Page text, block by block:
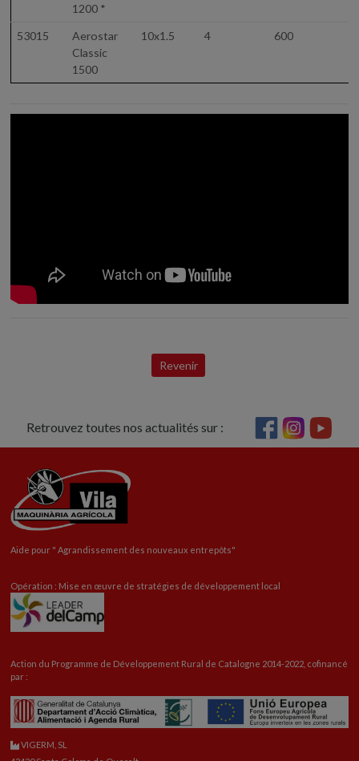
1200 *
53015
Aerostar
Classic
1500
10x1.5 4 600
Revenir
Retrouvez toutes nos actualités sur :
Aide pour " Agrandissement des nouveaux entrepôts"
Opération : Mise en œuvre de stratégies de développement local
Action du Programme de Développement Rural de Catalogne 2014-2022, cofinancé
par :
VIGERM, SL